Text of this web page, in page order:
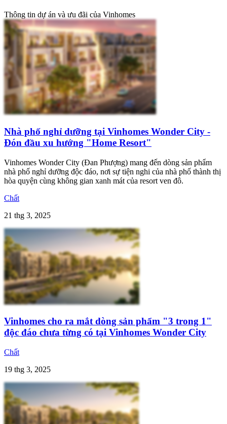
Thông tin dự án và ưu đãi của Vinhomes
Nhà phố nghỉ dưỡng tại Vinhomes Wonder City -
Đón đầu xu hướng "Home Resort"
Vinhomes Wonder City (Đan Phượng) mang đến dòng sản phẩm
nhà phố nghỉ dưỡng độc đáo, nơi sự tiện nghi của nhà phố thành thị
hòa quyện cùng không gian xanh mát của resort ven đô.
Chất
21 thg 3, 2025
Vinhomes cho ra mắt dòng sản phẩm "3 trong 1"
độc đáo chưa từng có tại Vinhomes Wonder City
Chất
19 thg 3, 2025